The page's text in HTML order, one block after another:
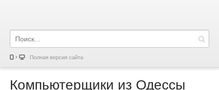
Полная версия сайта
Компьютерщики из Одессы